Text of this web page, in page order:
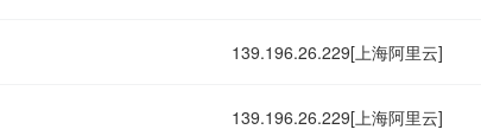
139.196.26.229[上海阿里云]
139.196.26.229[上海阿里云]